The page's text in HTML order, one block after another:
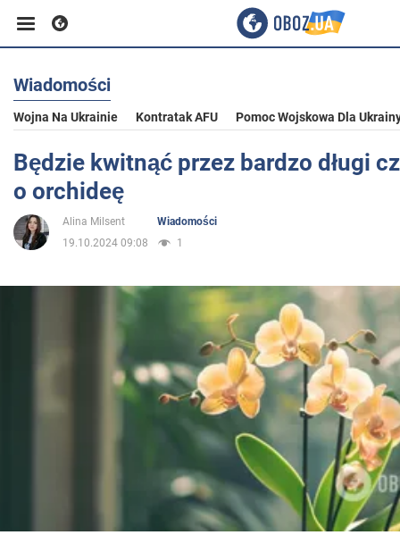
Biznes
Sport
Rozrywka
Społeczeństwo
Wiadomości
Wojna Na Ukrainie Kontratak AFU Pomoc Wojskowa Dla
Będzie kwitnąć przez bardzo długi
o orchideę
Alina Milsent
Wiadomości
19.10.2024 09:08
1